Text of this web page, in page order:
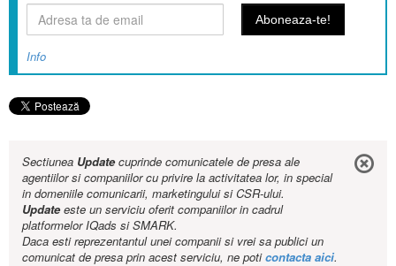
Info
Sectiunea Updatecuprinde comunicatele de presa ale
agentiilor si companiilor cu privire la activitatea lor, in special
in domeniile comunicarii, marketingului si CSR-ului.
Updateeste un serviciu oferit companiilor in cadrul
platformelor IQads si SMARK.
Daca esti reprezentantul unei companii si vrei sa publici un
comunicat de presa prin acest serviciu, ne poticontacta aici.